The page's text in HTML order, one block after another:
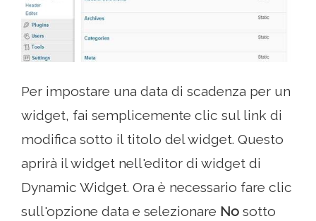
Per impostare una data di scadenza per un
widget, fai semplicemente clic sul link di
modifica sotto il titolo del widget. Questo
aprirà il widget nell'editor di widget di
Dynamic Widget. Ora è necessario fare clic
sull'opzione data e selezionare No sotto